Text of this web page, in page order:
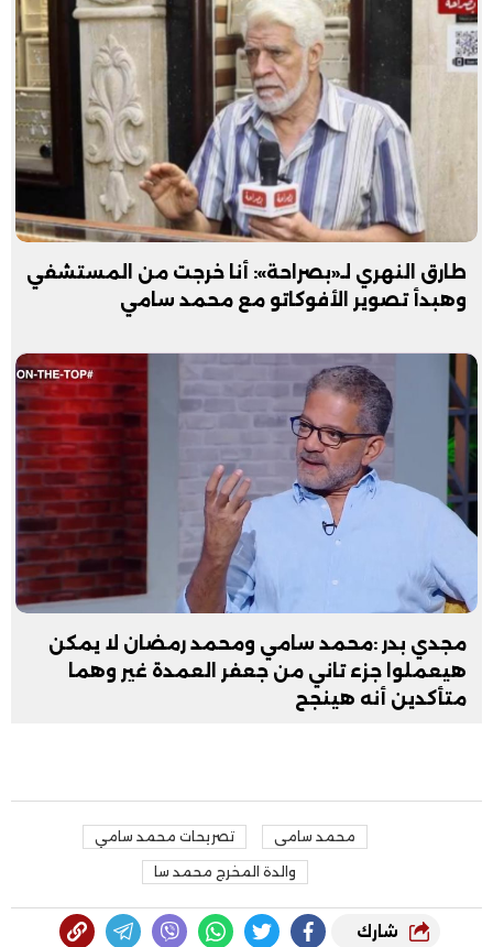
طارق النهري لـ«بصراحة»: أنا خرجت من المستشفي
وهبدأ تصوير الأفوكاتو مع محمد سامي
مجدي بدر :محمد سامي ومحمد رمضان لا يمكن
هيعملوا جزء تاني من جعفر العمدة غير وهما
متأكدين أنه هينجح
محمد سامى تصريحات محمد سامي
والدة المخرج محمد سا
شارك